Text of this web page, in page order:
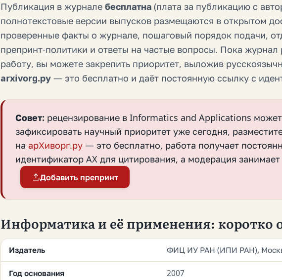
Публикация в журнале бесплатна (плата за публикацию с
полнотекстовые версии выпусков размещаются в открытом
проверенные факты о журнале, пошаговый порядок подачи,
препринт-политики и ответы на частые вопросы. Пока журнал
работу, вы можете закрепить приоритет, выложив
arxivorg.ру — это бесплатно и даёт постоянную ссылку с
Совет: рецензирование в Informatics and Applications
зафиксировать научный приоритет уже сегодня,
на арХиворг.ру — это бесплатно, работа получает
идентификатор AX для цитирования, а модерация
Добавить препринт
Информатика и её применения: коротко
Издатель ФИЦ ИУ РАН (ИПИ РАН),
Год основания 2007